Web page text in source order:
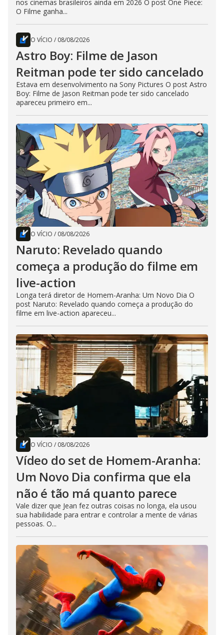
nos cinemas brasileiros ainda em 2026 O post One Piece:
O Filme ganha...
O VÍCIO / 08/08/2026
Astro Boy: Filme de Jason
Reitman pode ter sido cancelado
Estava em desenvolvimento na Sony Pictures O post Astro
Boy: Filme de Jason Reitman pode ter sido cancelado
apareceu primeiro em...
O VÍCIO / 08/08/2026
Naruto: Revelado quando
começa a produção do filme em
live-action
Longa terá diretor de Homem-Aranha: Um Novo Dia O
post Naruto: Revelado quando começa a produção do
filme em live-action apareceu...
O VÍCIO / 08/08/2026
Vídeo do set de Homem-Aranha:
Um Novo Dia confirma que ela
não é tão má quanto parece
Vale dizer que Jean fez outras coisas no longa, ela usou
sua habilidade para entrar e controlar a mente de várias
pessoas. O...